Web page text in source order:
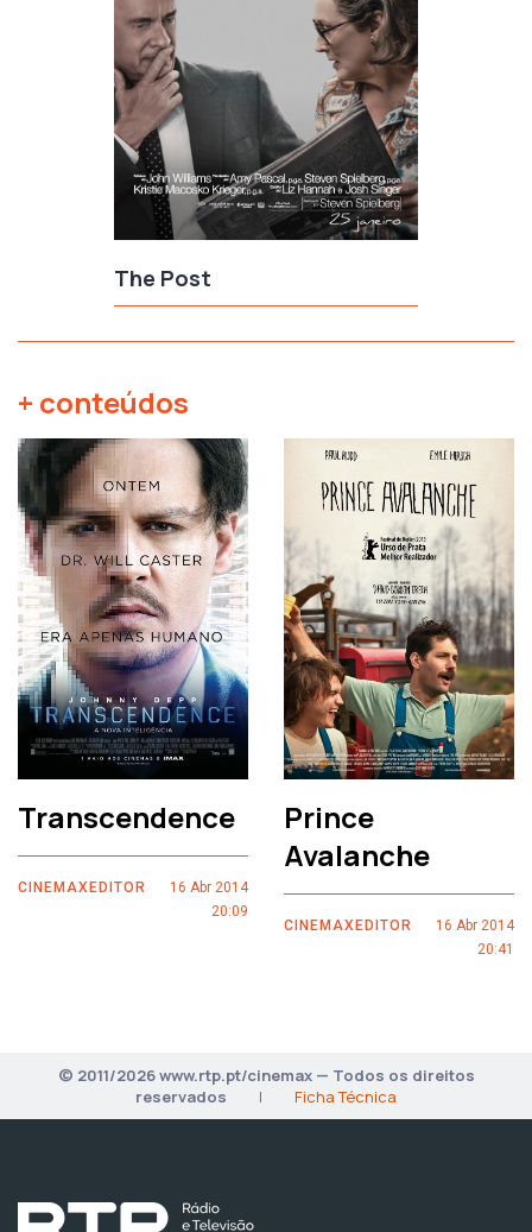
The Post
+ conteúdos
Transcendence
CINEMAXEDITOR
16 Abr 2014
20:09
Prince
Avalanche
CINEMAXEDITOR
16 Abr 2014
20:41
© 2011/2026 www.rtp.pt/cinemax — Todos os direitos
reservados
| Ficha Técnica